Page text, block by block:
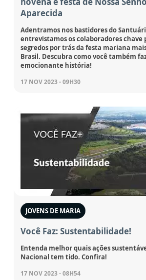
Aparecida
Adentramos nos bastidores do
entrevistamos os colaboradores chave
segredos por trás da festa mariana
Brasil. Descubra como você também
emocionante história!
17 NOV 2023 - 09H30
JOVENS DE MARIA
Você Faz: Sustentabilidade!
Entenda melhor quais ações
Nacional tem tido. Confira!
17 NOV 2023 - 08H54